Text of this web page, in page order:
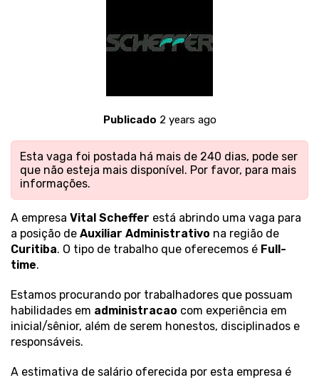
Publicado 2 years ago
Esta vaga foi postada há mais de 240 dias, pode ser
que não esteja mais disponível. Por favor, para mais
informações.
A empresa Vital Scheffer está abrindo uma vaga para
a posição de Auxiliar Administrativo na região de
Curitiba. O tipo de trabalho que oferecemos é Full-
time.
Estamos procurando por trabalhadores que possuam
habilidades em administracao com experiência em
inicial/sênior, além de serem honestos, disciplinados e
responsáveis.
A estimativa de salário oferecida por esta empresa é